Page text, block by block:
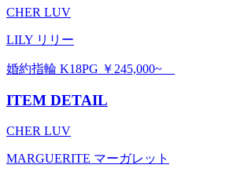
CHER LUV
LILY リリー
婚約指輪 K18PG ￥245,000~
ITEM DETAIL
CHER LUV
MARGUERITE マーガレット